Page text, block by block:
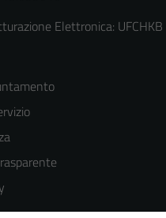
Elettronica: UFCHKB